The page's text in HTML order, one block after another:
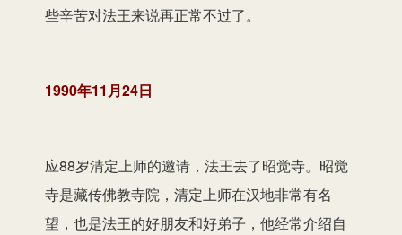
些辛苦对法王来说再正常不过了。
1990年11月24日
应88岁清定上师的邀请，法王去了昭觉寺。昭觉
寺是藏传佛教寺院，清定上师在汉地非常有名
望，也是法王的好朋友和好弟子，他经常介绍自